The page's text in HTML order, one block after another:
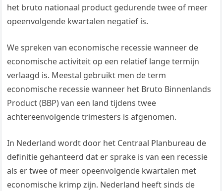
het bruto nationaal product gedurende twee of meer
opeenvolgende kwartalen negatief is.
We spreken van economische recessie wanneer de
economische activiteit op een relatief lange termijn
verlaagd is. Meestal gebruikt men de term
economische recessie wanneer het Bruto Binnenlands
Product (BBP) van een land tijdens twee
achtereenvolgende trimesters is afgenomen.
In Nederland wordt door het Centraal Planbureau de
definitie gehanteerd dat er sprake is van een recessie
als er twee of meer opeenvolgende kwartalen met
economische krimp zijn. Nederland heeft sinds de